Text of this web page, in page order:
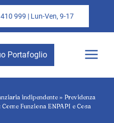
999 | Lun-Ven, 9-17
Portafoglio
indipendente » Previdenza
Funziona ENPAPI e Cosa